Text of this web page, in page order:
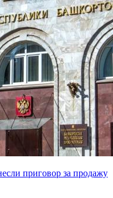
приговор за продажу